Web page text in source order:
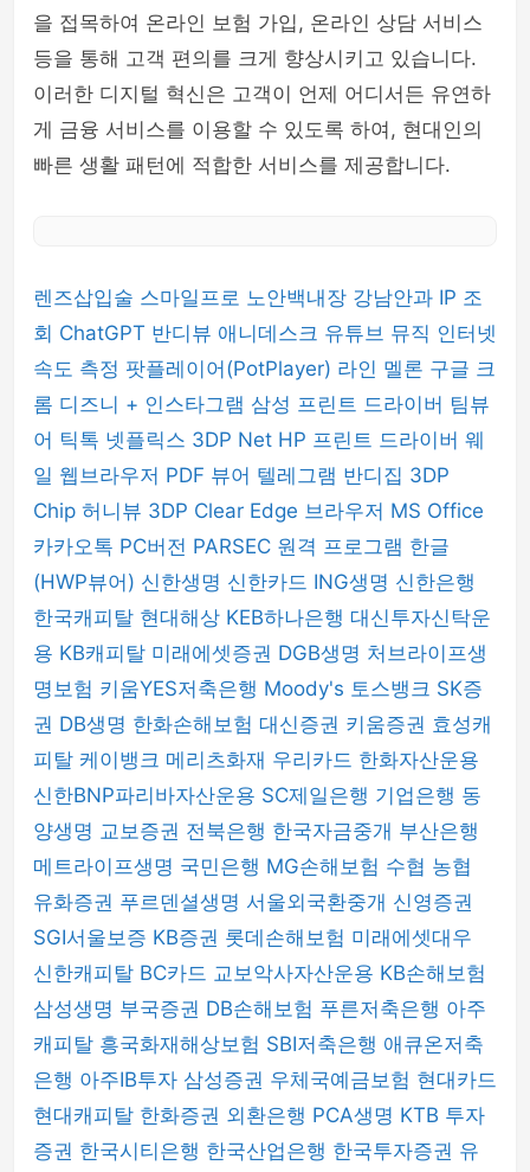
을 접목하여 온라인 보험 가입, 온라인 상담 서비스
등을 통해 고객 편의를 크게 향상시키고 있습니다.
이러한 디지털 혁신은 고객이 언제 어디서든 유연하
게 금융 서비스를 이용할 수 있도록 하여, 현대인의
빠른 생활 패턴에 적합한 서비스를 제공합니다.
렌즈삽입술 스마일프로 노안백내장 강남안과 IP 조
회 ChatGPT 반디뷰 애니데스크 유튜브 뮤직 인터넷
속도 측정 팟플레이어(PotPlayer) 라인 멜론 구글 크
롬 디즈니 + 인스타그램 삼성 프린트 드라이버 팀뷰
어 틱톡 넷플릭스 3DP Net HP 프린트 드라이버 웨
일 웹브라우저 PDF 뷰어 텔레그램 반디집 3DP
Chip 허니뷰 3DP Clear Edge 브라우저 MS Office
카카오톡 PC버전 PARSEC 원격 프로그램 한글
(HWP뷰어) 신한생명 신한카드 ING생명 신한은행
한국캐피탈 현대해상 KEB하나은행 대신투자신탁운
용 KB캐피탈 미래에셋증권 DGB생명 처브라이프생
명보험 키움YES저축은행 Moody's 토스뱅크 SK증
권 DB생명 한화손해보험 대신증권 키움증권 효성캐
피탈 케이뱅크 메리츠화재 우리카드 한화자산운용
신한BNP파리바자산운용 SC제일은행 기업은행 동
양생명 교보증권 전북은행 한국자금중개 부산은행
메트라이프생명 국민은행 MG손해보험 수협 농협
유화증권 푸르덴셜생명 서울외국환중개 신영증권
SGI서울보증 KB증권 롯데손해보험 미래에셋대우
신한캐피탈 BC카드 교보악사자산운용 KB손해보험
삼성생명 부국증권 DB손해보험 푸른저축은행 아주
캐피탈 흥국화재해상보험 SBI저축은행 애큐온저축
은행 아주IB투자 삼성증권 우체국예금보험 현대카드
현대캐피탈 한화증권 외환은행 PCA생명 KTB 투자
증권 한국시티은행 한국산업은행 한국투자증권 유